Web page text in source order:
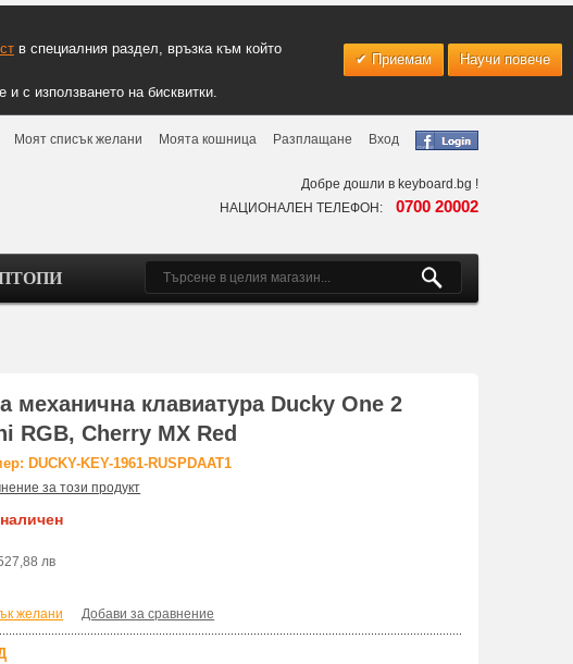
в специалния раздел, връзка към който
с използването на бисквитки.
Приемам Научи повече
Моят списък желани Моята кошница Разплащане Вход
Добре дошли в keyboard.bg !
НАЦИОНАЛЕН ТЕЛЕФОН: 0700 20002
механична клавиатура Ducky One 2
RGB, Cherry MX Red
DUCKY-KEY-1961-RUSPDAAT1
за този продукт
лв
желани Добави за сравнение